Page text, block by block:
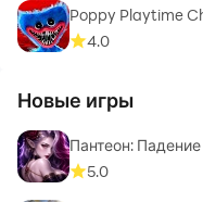
Poppy Playtime
4.0
Новые игры
Пантеон: Падение
5.0